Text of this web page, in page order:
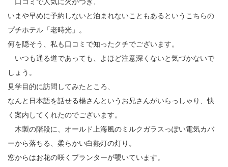
いまや早めに予約しないと泊まれないこともあるというこちらの
プチホテル「老時光」。
何を隠そう、私も口コミで知ったクチでございます。
いつも通る道であっても、よほど注意深くないと気づかないで
しょう。
見学目的に訪問してみたところ、
なんと日本語を話せる楊さんというお兄さんがいらっしゃり、快
く案内してくれたのでございます。
木製の階段に、オールド上海風のミルクガラスっぽい電気カバ
ーから落ちる、柔らかい白熱灯の灯り。
窓からはお花の咲くプランターが覗いています。